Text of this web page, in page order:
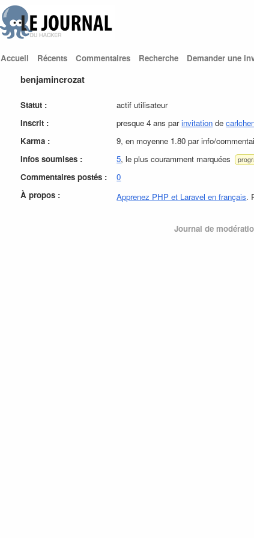
Accueil Récents Commentaires Recherche Demander une
benjamincrozat
Statut :
actif utilisateur
Inscrit :
presque 4 ans parinvitation de
Karma :
9, en moyenne 1.80 par info/
Infos soumises :
5, le plus couramment marquées
Commentaires postés :
0
À propos :
Apprenez PHP et Laravel en français.
Journal de